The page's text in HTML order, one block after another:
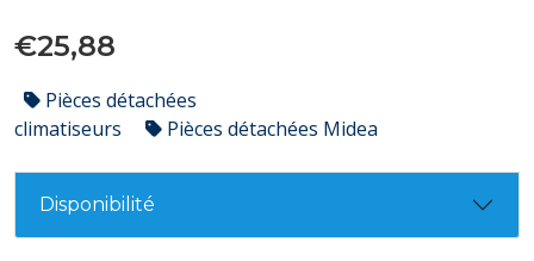
€25,88
Pièces détachées
climatiseurs
Pièces détachées Midea
Disponibilité